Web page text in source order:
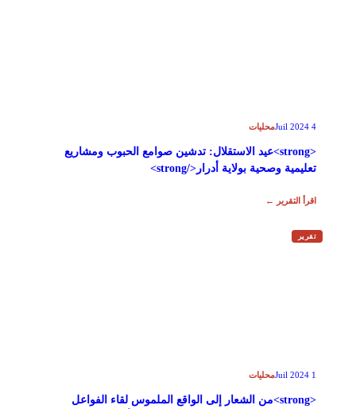
4 Juil 2024 محليات
<strong>عيد الاستقلال: تدشين صوامع الحبوب ومشاريع
تعليمية وصحية بولاية أدرار</strong>
اقرأ التقرير ←
تقرير
1 Juil 2024 محليات
<strong>من الشعار إلى الواقع الملموس لقاء الفواعل